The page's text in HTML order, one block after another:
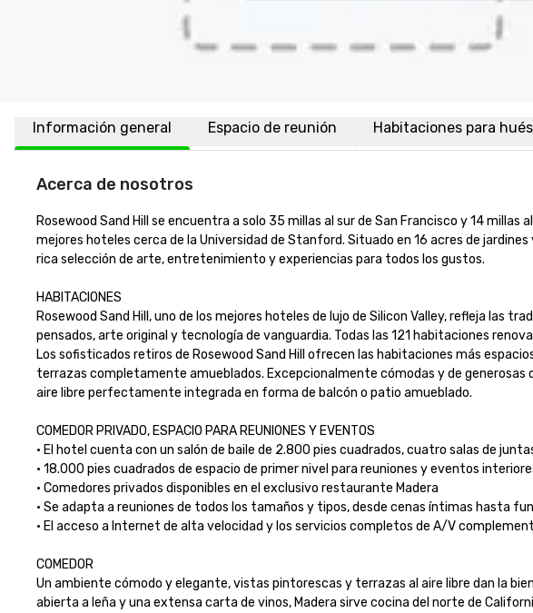
Información general Espacio de reunión Habitaciones para
Acerca de nosotros
Rosewood Sand Hill se encuentra a solo 35 millas al sur de San Francisco y 14
mejores hoteles cerca de la Universidad de Stanford. Situado en 16 acres de
rica selección de arte, entretenimiento y experiencias para todos los gustos.
HABITACIONES
Rosewood Sand Hill, uno de los mejores hoteles de lujo de Silicon Valley, refleja las
pensados, arte original y tecnología de vanguardia. Todas las 121 habitaciones
Los sofisticados retiros de Rosewood Sand Hill ofrecen las habitaciones más
terrazas completamente amueblados. Excepcionalmente cómodas y de generosas
aire libre perfectamente integrada en forma de balcón o patio amueblado.
COMEDOR PRIVADO, ESPACIO PARA REUNIONES Y EVENTOS
· El hotel cuenta con un salón de baile de 2.800 pies cuadrados, cuatro salas de
· 18.000 pies cuadrados de espacio de primer nivel para reuniones y eventos
· Comedores privados disponibles en el exclusivo restaurante Madera
· Se adapta a reuniones de todos los tamaños y tipos, desde cenas íntimas hasta
· El acceso a Internet de alta velocidad y los servicios completos de A/V
COMEDOR
Un ambiente cómodo y elegante, vistas pintorescas y terrazas al aire libre dan la
abierta a leña y una extensa carta de vinos, Madera sirve cocina del norte de